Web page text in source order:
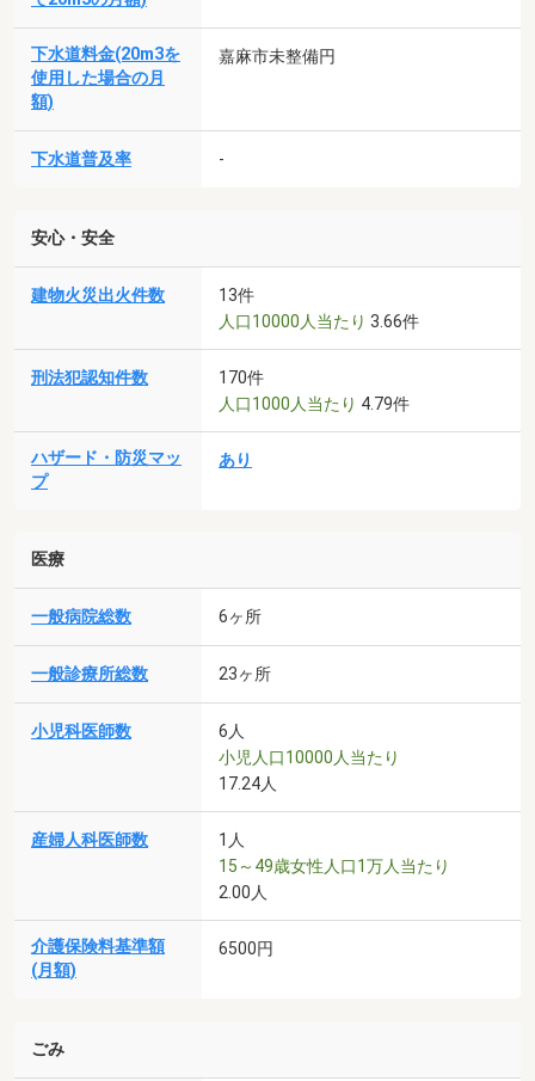
下水道料金(20m3を
使用した場合の月
額)
嘉麻市未整備円
下水道普及率 -
安心・安全
建物火災出火件数
13件
人口10000人当たり 3.66件
刑法犯認知件数
170件
人口1000人当たり 4.79件
ハザード・防災マッ
プ
あり
医療
一般病院総数 6ヶ所
一般診療所総数 23ヶ所
小児科医師数
6人
小児人口10000人当たり
17.24人
産婦人科医師数
1人
15～49歳女性人口1万人当たり
2.00人
介護保険料基準額
(月額)
6500円
ごみ